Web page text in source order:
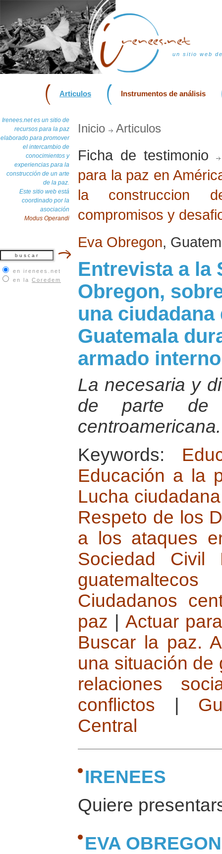
un sitio web
Articulos Instrumentos de análisis
Irenees.net es un sitio de
recursos para la paz
elaborado para promover
el intercambio de
conocimientos y
experiencias para la
construcción de un arte
de la paz.
Este sitio web está
coordinado por la
asociación
Modus Operandi
en irenees.net
en la Coredem
Inicio Articulos
Ficha de testimonio
para la paz en
la construccion
compromisos y
Eva Obregon,
Entrevista a la
Obregon,
una
Guatemala
armado interno
La necesaria y
de parte de
centroamericana.
Keywords:
Educación a la
Lucha
Respeto de los
a los ataques
Sociedad Civil
Ciudadanos
paz
Actuar
Buscar la paz.
una situación de
relaciones
conflictos
Central
IRENEES
Quiere
EVA OBREGON